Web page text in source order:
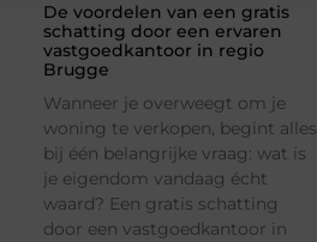
De voordelen van een gratis
schatting door een ervaren
vastgoedkantoor in regio
Brugge
Wanneer je overweegt om je
woning te verkopen, begint alles
bij één belangrijke vraag: wat is
je eigendom vandaag écht
waard? Een gratis schatting
door een vastgoedkantoor in